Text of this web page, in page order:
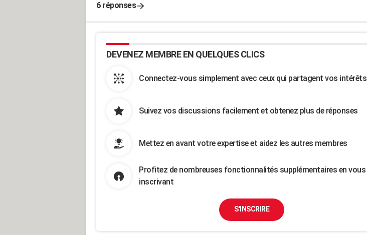
6 réponses
DEVENEZ MEMBRE EN QUELQUES CLICS
Connectez-vous simplement avec ceux qui partagent vos intérêts
Suivez vos discussions facilement et obtenez plus de réponses
Mettez en avant votre expertise et aidez les autres membres
Profitez de nombreuses fonctionnalités supplémentaires en vous
inscrivant
S'INSCRIRE